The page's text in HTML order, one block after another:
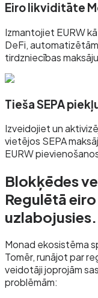
Eiro likviditāte
Izmantojiet EURW
DeFi,
tirdzniecības
Tieša SEPA
Izveidojiet un
vietējos SEPA
EURW
Blokķēdes
Regulētā
uzlabojusies.
Monad ekosistēma
Tomēr, runājot par
veidotāji joprojām
problēmām: